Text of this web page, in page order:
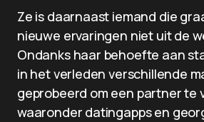
Ze is daarnaast iemand die
nieuwe ervaringen niet uit de
Ondanks haar behoefte aan
in het verleden verschillende
geprobeerd om een partner te
waaronder datingapps en